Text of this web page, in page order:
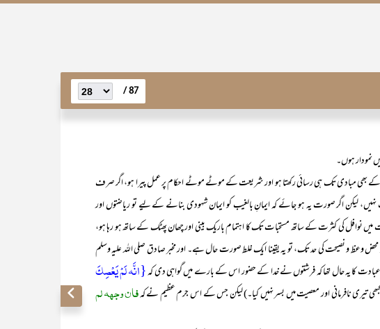
87 /
نمودار ہوں۔
کے بھی مبادی تک ہی رسائی رکھتا ہو اور شریعت کے موٹے موٹے احکام پر عمل پیرا ہو، اگر صرف
نہیں، لیکن اگر صورت یہ ہو جائے کہ ایمانِ بالغیب کو ایمان شہودی بنانے کے لیے تو ریاضتوں اور
میں نوافل کی کثرت کے ساتھ مستحبات تک کا اہتمام باریک بینی اور چھان پھٹک کے ساتھ ہو رہا ہو،
وعظ و نصیحت کی حد تک، تو یہ یقینا ایک غلط صورت حال ہے۔ اور مخبر صادق صلی اللہ علیہ وسلم
کا یہ حال تھا کہ فرشتوں نے خدا کے حضور اس کے بارے میں گواہی دی کہ{انَّہ لَمْ یَعْصِکَ
تیری نافرمانی اور معصیت میں بسر نہیں کیا۔) لیکن جس کے اس جرم عظیم نے کہفان وجھہ لم